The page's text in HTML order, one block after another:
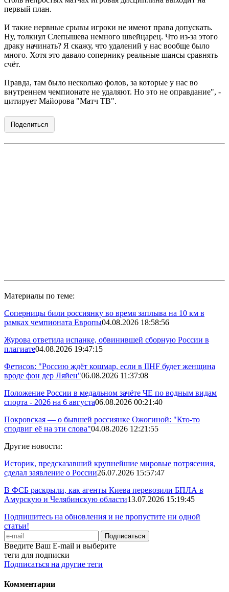
первый план.
И такие нервные срывы игроки не имеют права допускать.
Ну, толкнул Слепышева немного швейцарец. Что из-за этого
драку начинать? Я скажу, что удалений у нас вообще было
много. Хотя это давало сопернику реальные шансы сравнять
счёт.
Правда, там было несколько фолов, за которые у нас во
внутреннем чемпионате не удаляют. Но это не оправдание", -
цитирует Майорова "Матч ТВ".
Поделиться
Материалы по теме:
Соперницы били россиянку во время заплыва на 10 км в
рамках чемпионата Европы04.08.2026 18:58:56
Журова ответила испанке, обвинившей сборную России в
плагиате04.08.2026 19:47:15
Фетисов: "Россию ждёт кошмар, если в IIHF будет женщина
вроде фон дер Ляйен"06.08.2026 11:37:08
Положение России в медальном зачёте ЧЕ по водным видам
спорта - 2026 на 6 августа06.08.2026 00:21:40
Покровская — о бывшей россиянке Ожогиной: "Кто-то
сподвиг её на эти слова"04.08.2026 12:21:55
Другие новости:
Историк, предсказавший крупнейшие мировые потрясения,
сделал заявление о России26.07.2026 15:57:47
В ФСБ раскрыли, как агенты Киева перевозили БПЛА в
Амурскую и Челябинскую области13.07.2026 15:19:45
Подпишитесь на обновления и не пропустите ни одной
статьи!
Введите Ваш E-mail и выберите
теги для подписки
Подписаться на другие теги
Комментарии